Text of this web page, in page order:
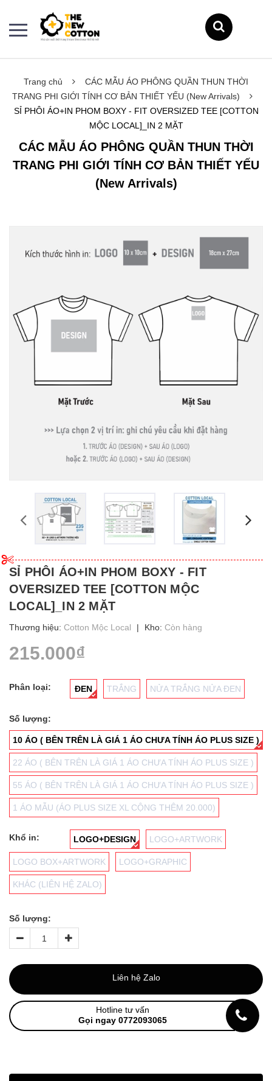
Trang chủ
CÁC MẪU ÁO PHÔNG QUẦN THUN THỜI
TRANG PHI GIỚI TÍNH CƠ BẢN THIẾT YẾU (New Arrivals)
SỈ PHÔI ÁO+IN PHOM BOXY - FIT OVERSIZED TEE [COTTON
MỘC LOCAL]_IN 2 MẶT
CÁC MẪU ÁO PHÔNG QUẦN THUN THỜI
TRANG PHI GIỚI TÍNH CƠ BẢN THIẾT YẾU
(New Arrivals)
SỈ PHÔI ÁO+IN PHOM BOXY - FIT
OVERSIZED TEE [COTTON MỘC
LOCAL]_IN 2 MẶT
Thương hiệu: Cotton Mộc Local | Kho: Còn hàng
215.000₫
Phân loại: ĐEN TRẮNG NỬA TRẮNG NỬA ĐEN
Số lượng:
10 ÁO ( BÊN TRÊN LÀ GIÁ 1 ÁO CHƯA TÍNH ÁO PLUS SIZE )
22 ÁO ( BÊN TRÊN LÀ GIÁ 1 ÁO CHƯA TÍNH ÁO PLUS SIZE )
55 ÁO ( BÊN TRÊN LÀ GIÁ 1 ÁO CHƯA TÍNH ÁO PLUS SIZE )
1 ÁO MẪU (ÁO PLUS SIZE XL CỘNG THÊM 20.000)
Khổ in: LOGO+DESIGN LOGO+ARTWORK
LOGO BOX+ARTWORK LOGO+GRAPHIC
KHÁC (LIÊN HỆ ZALO)
Số lượng:
Liên hệ Zalo
Hotline tư vấn
Gọi ngay 0772093065